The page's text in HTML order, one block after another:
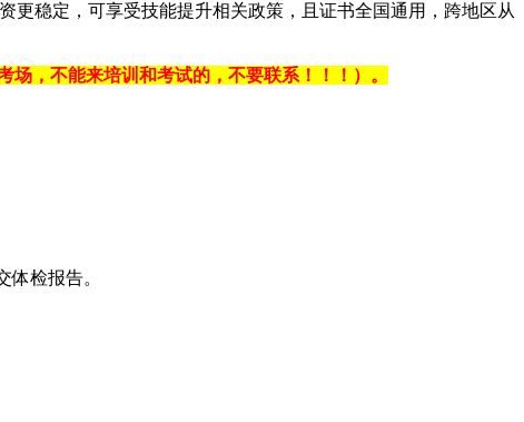
更稳定，可享受技能提升相关政策，且证书全国通用，跨地区从
场，不能来培训和考试的，不要联系！！！）。
检报告。